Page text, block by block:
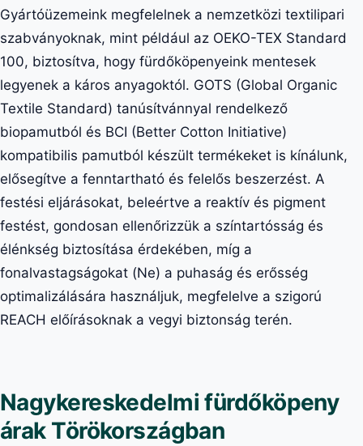
Gyártóüzemeink megfelelnek a nemzetközi textilipari
szabványoknak, mint például az OEKO-TEX Standard
100, biztosítva, hogy fürdőköpenyeink mentesek
legyenek a káros anyagoktól. GOTS (Global Organic
Textile Standard) tanúsítvánnyal rendelkező
biopamutból és BCI (Better Cotton Initiative)
kompatibilis pamutból készült termékeket is kínálunk,
elősegítve a fenntartható és felelős beszerzést. A
festési eljárásokat, beleértve a reaktív és pigment
festést, gondosan ellenőrizzük a színtartósság és
élénkség biztosítása érdekében, míg a
fonalvastagságokat (Ne) a puhaság és erősség
optimalizálására használjuk, megfelelve a szigorú
REACH előírásoknak a vegyi biztonság terén.
Nagykereskedelmi fürdőköpeny
árak Törökországban